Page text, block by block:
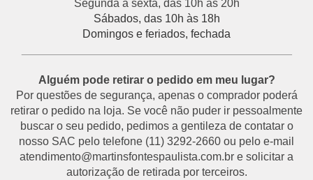
Segunda a sexta, das 10h às 20h
Sábados, das 10h às 18h
Domingos e feriados, fechada
Alguém pode retirar o pedido em meu lugar?
Por questões de segurança, apenas o comprador poderá
retirar o pedido na loja. Se você não puder ir pessoalmente
buscar o seu pedido, pedimos a gentileza de contatar o
nosso SAC pelo telefone (11) 3292-2660 ou pelo e-mail
atendimento@martinsfontespaulista.com.br e solicitar a
autorização de retirada por terceiros.